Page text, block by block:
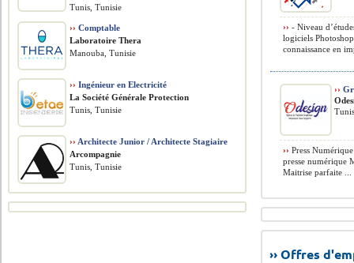
›› - Niveau
logiciels
connaissance en
››
›› Press
presse numérique
Maitrise parfaite ...
›› Offres
Tunis, Tunisie
›› Comptable
Laboratoire Thera
Manouba, Tunisie
›› Ingénieur en Electricité
La Société Générale Protection
Tunis, Tunisie
›› Architecte Junior / Architecte Stagiaire
Arcompagnie
Tunis, Tunisie